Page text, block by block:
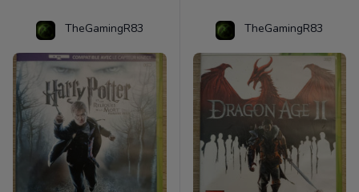
TheGamingR83 TheGamingR83